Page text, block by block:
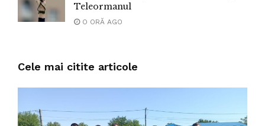
Teleormanul
O ORĂ AGO
Cele mai citite articole